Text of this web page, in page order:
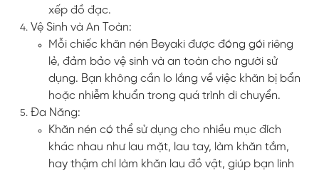
xếp đồ đạc.
Vệ Sinh và An Toàn:
Mỗi chiếc khăn nén Beyaki được đóng gói riêng
lẻ, đảm bảo vệ sinh và an toàn cho người sử
dụng. Bạn không cần lo lắng về việc khăn bị bẩn
hoặc nhiễm khuẩn trong quá trình di chuyển.
Đa Năng:
Khăn nén có thể sử dụng cho nhiều mục đích
khác nhau như lau mặt, lau tay, làm khăn tắm,
hay thậm chí làm khăn lau đồ vật, giúp bạn linh